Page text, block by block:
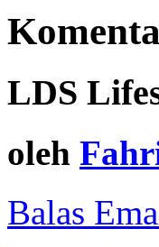
LDS
oleh
Balas